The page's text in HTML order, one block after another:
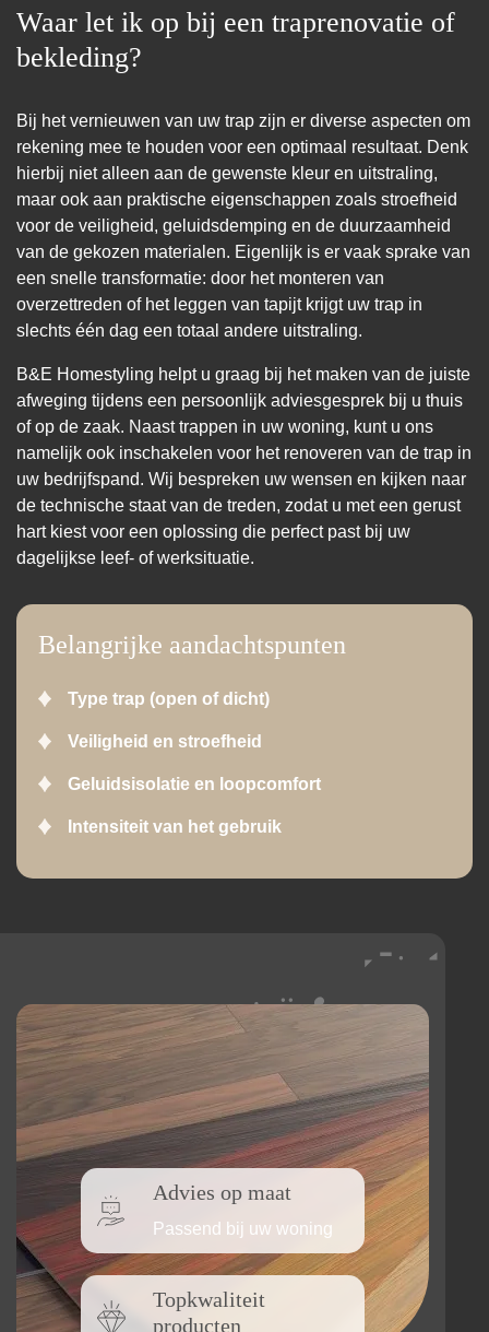
Waar let ik op bij een traprenovatie of
bekleding?
Bij het vernieuwen van uw trap zijn er diverse aspecten om
rekening mee te houden voor een optimaal resultaat. Denk
hierbij niet alleen aan de gewenste kleur en uitstraling,
maar ook aan praktische eigenschappen zoals stroefheid
voor de veiligheid, geluidsdemping en de duurzaamheid
van de gekozen materialen. Eigenlijk is er vaak sprake van
een snelle transformatie: door het monteren van
overzettreden of het leggen van tapijt krijgt uw trap in
slechts één dag een totaal andere uitstraling.
B&E Homestyling helpt u graag bij het maken van de juiste
afweging tijdens een persoonlijk adviesgesprek bij u thuis
of op de zaak. Naast trappen in uw woning, kunt u ons
namelijk ook inschakelen voor het renoveren van de trap in
uw bedrijfspand. Wij bespreken uw wensen en kijken naar
de technische staat van de treden, zodat u met een gerust
hart kiest voor een oplossing die perfect past bij uw
dagelijkse leef- of werksituatie.
Belangrijke aandachtspunten
Type trap (open of dicht)
Veiligheid en stroefheid
Geluidsisolatie en loopcomfort
Intensiteit van het gebruik
Advies op maat
Passend bij uw woning
Topkwaliteit
producten